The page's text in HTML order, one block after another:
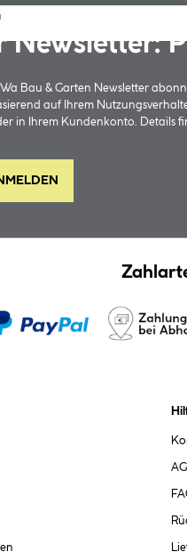
Newsletter:
Bau & Garten Newsletter
auf Ihrem
in Ihrem Kundenkonto. Details